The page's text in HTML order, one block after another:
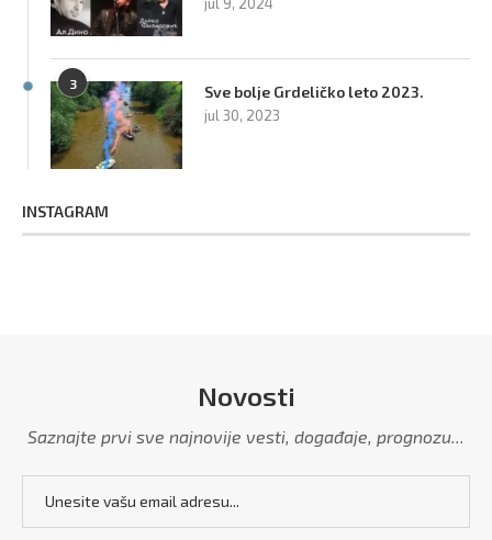
jul 9, 2024
3 Sve bolje Grdeličko leto 2023.
jul 30, 2023
INSTAGRAM
Novosti
Saznajte prvi sve najnovije vesti, događaje, prognozu...